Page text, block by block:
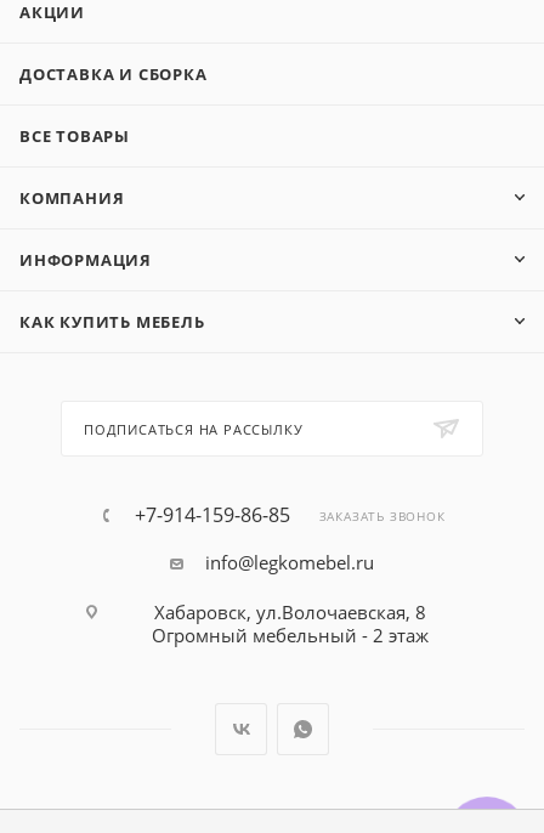
АКЦИИ
ДОСТАВКА И СБОРКА
ВСЕ ТОВАРЫ
КОМПАНИЯ
ИНФОРМАЦИЯ
КАК КУПИТЬ МЕБЕЛЬ
ПОДПИСАТЬСЯ НА РАССЫЛКУ
+7-914-159-86-85 ЗАКАЗАТЬ ЗВОНОК
info@legkomebel.ru
Хабаровск, ул.Волочаевская, 8
Огромный мебельный - 2 этаж